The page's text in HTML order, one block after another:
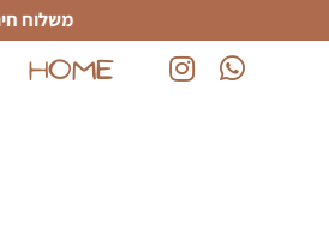
משלוח חינם
(נפתח בחלון חדש)
(נפתח בחלון חדש)
HOME